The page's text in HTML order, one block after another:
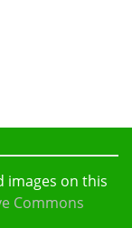
images on this
Commons